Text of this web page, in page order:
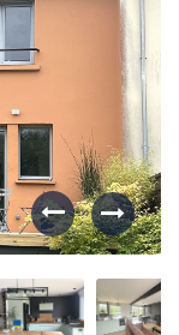
Nos outils